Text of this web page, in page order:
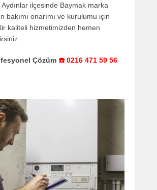
Aydınlar ilçesinde Baymak marka
bakımı onarımı ve kurulumu için
kaliteli hizmetimizden hemen
Çözüm ☎️ 0216 471 59 56